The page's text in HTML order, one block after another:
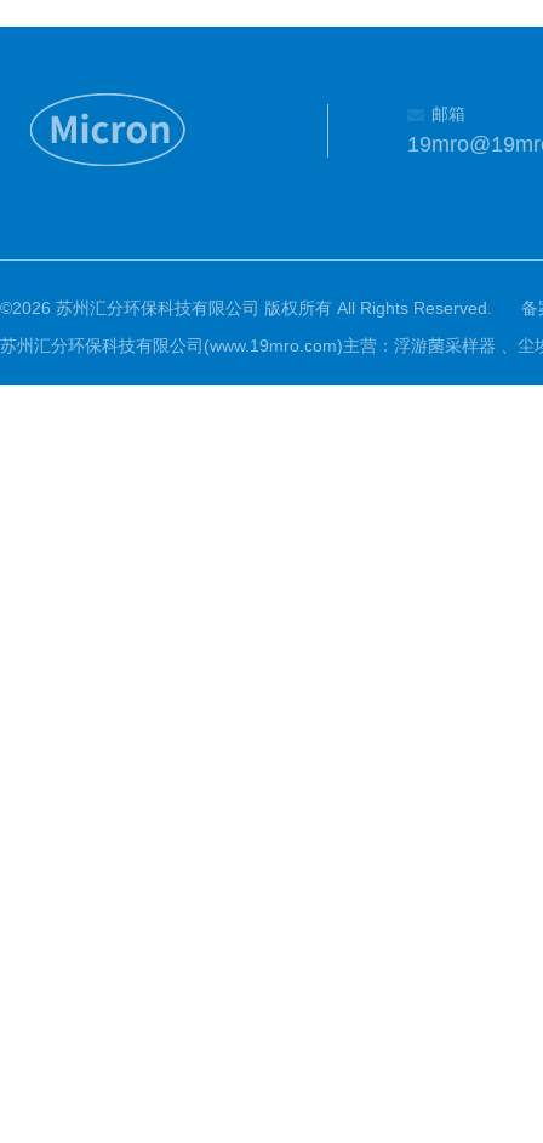
邮箱
©2026 苏州汇分环保科技有限公司 版权所有 All Rights Reserved.
备
苏州汇分环保科技有限公司(www.19mro.com)主营：浮游菌采样器 、